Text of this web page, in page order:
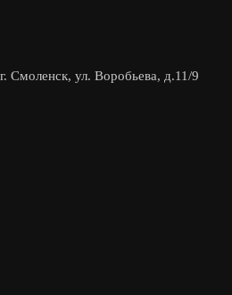
Смоленск, ул. Воробьева, д.11/9